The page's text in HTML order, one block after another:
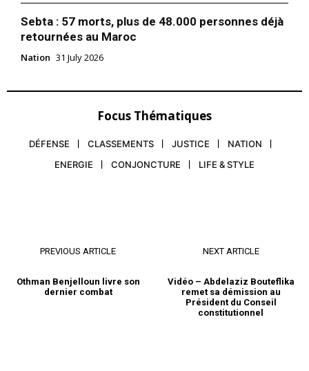
Sebta : 57 morts, plus de 48.000 personnes déjà
retournées au Maroc
Nation 31 July 2026
Focus Thématiques
DÉFENSE CLASSEMENTS JUSTICE
NATION
ENERGIE
CONJONCTURE LIFE & STYLE
PREVIOUS ARTICLE
Othman Benjelloun livre son
dernier combat
NEXT ARTICLE
Vidéo – Abdelaziz Bouteflika
remet sa démission au
Président du Conseil
constitutionnel